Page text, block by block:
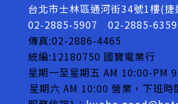
台北市士林區通河街34號1樓(
02-2885-5907
02-2885-6359
傳真:02-2886-4465
統編:12180750 國寶電業行
星期一至星期五 AM 10:00-PM
星期六 AM 10:00 營業，下班時